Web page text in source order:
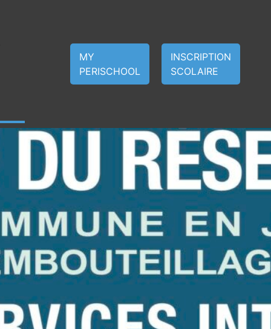
MY
PERISCHOOL
INSCRIPTION
SCOLAIRE